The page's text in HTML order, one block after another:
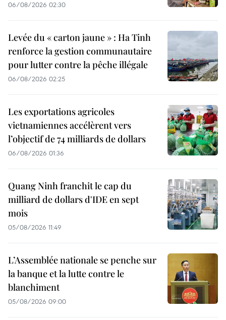
06/08/2026 02:30
Levée du « carton jaune » : Ha Tinh
renforce la gestion communautaire
pour lutter contre la pêche illégale
06/08/2026 02:25
Les exportations agricoles
vietnamiennes accélèrent vers
l’objectif de 74 milliards de dollars
06/08/2026 01:36
Quang Ninh franchit le cap du
milliard de dollars d'IDE en sept
mois
05/08/2026 11:49
L’Assemblée nationale se penche sur
la banque et la lutte contre le
blanchiment
05/08/2026 09:00